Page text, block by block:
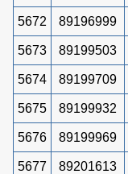
5672 89196999
5673 89199503
5674 89199709
5675 89199932
5676 89199969
5677 89201613